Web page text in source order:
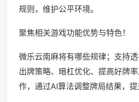
规则，维护公平环境。
聚焦相关游戏功能优势与特色！
微乐云南麻将有哪些规律；支持
出牌策略、暗杠优化、提高好牌
作，通过AI算法调整牌局结果，提